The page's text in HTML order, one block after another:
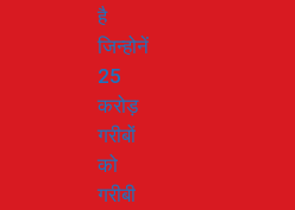
है
जिन्होनें
25
करोड़
गरीबों
को
गरीबी